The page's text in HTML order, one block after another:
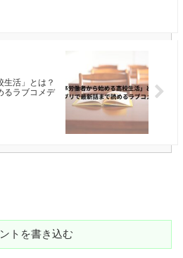
生活」とは？
るラブコメデ
トを書き込む